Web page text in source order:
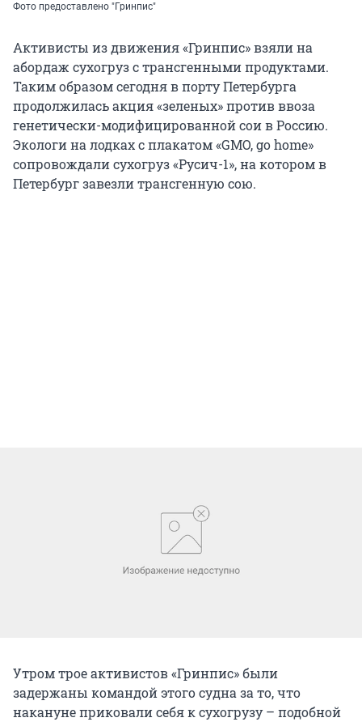
Фото предоставлено "Гринпис"
Активисты из движения «Гринпис» взяли на
абордаж сухогруз с трансгенными продуктами.
Таким образом сегодня в порту Петербурга
продолжилась акция «зеленых» против ввоза
генетически-модифицированной сои в Россию.
Экологи на лодках с плакатом «GMO, go home»
сопровождали сухогруз «Русич-1», на котором в
Петербург завезли трансгенную сою.
Утром трое активистов «Гринпис» были
задержаны командой этого судна за то, что
накануне приковали себя к сухогрузу – подобной